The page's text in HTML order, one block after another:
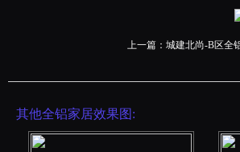
上一篇： 城建北尚-B区全
其他全铝家居效果图: